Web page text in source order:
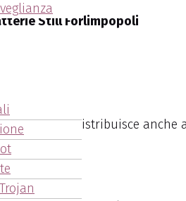
Still Forlimpopoli
Accumulatori distribuisce